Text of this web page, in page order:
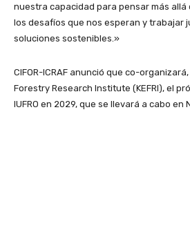
nuestra capacidad para pensar más
los desafíos que nos esperan y trabajar
soluciones sostenibles.»
CIFOR-ICRAF anunció que co-
Forestry Research Institute (KEFRI), el
IUFRO en 2029, que se llevará a cabo en